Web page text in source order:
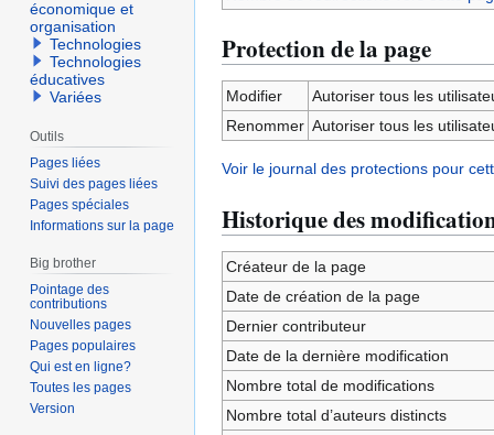
Protection de la page
Modifier
Autoriser tous les
Renommer Autoriser tous les
Voir le journal des protections pour
Historique des
Créateur de la page
Date de création de la page
Dernier contributeur
Date de la dernière modification
Nombre total de modifications
Nombre total d’auteurs distincts
économique et
organisation
Technologies
Technologies
éducatives
Variées
Outils
Pages liées
Suivi des pages liées
Pages spéciales
Informations sur la page
Big brother
Pointage des
contributions
Nouvelles pages
Pages populaires
Qui est en ligne?
Toutes les pages
Version